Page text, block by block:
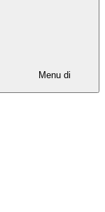
Menu di